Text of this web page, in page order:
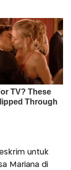
untuk
Mariana di